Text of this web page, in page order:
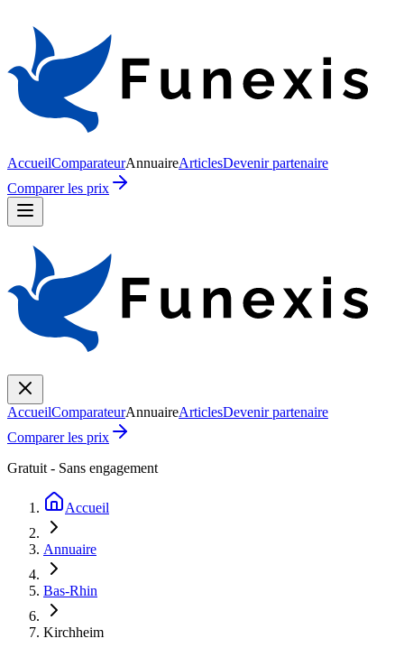
AccueilComparateurAnnuaireArticlesDevenir partenaire
Comparer les prix
AccueilComparateurAnnuaireArticlesDevenir partenaire
Comparer les prix
Gratuit - Sans engagement
Accueil
Annuaire
Bas-Rhin
Kirchheim